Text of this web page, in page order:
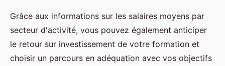
Grâce aux informations sur les salaires moyens par
secteur d'activité, vous pouvez également anticiper
le retour sur investissement de votre formation et
choisir un parcours en adéquation avec vos objectifs